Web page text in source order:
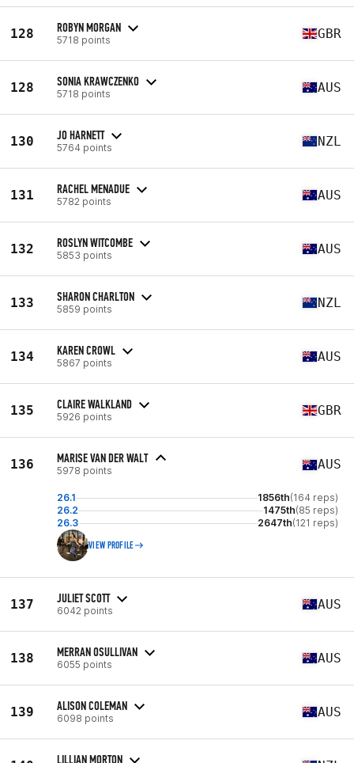
128 ROBYN MORGAN
5718 points GBR
128 SONIA KRAWCZENKO
5718 points AUS
130 JO HARNETT
5764 points NZL
131 RACHEL MENADUE
5782 points AUS
132 ROSLYN WITCOMBE
5853 points AUS
133 SHARON CHARLTON
5859 points NZL
134 KAREN CROWL
5867 points AUS
135 CLAIRE WALKLAND
5926 points GBR
136 MARISE VAN DER WALT
5978 points AUS
26.1 1856th(164 reps)
26.2
1475th(85 reps)
26.3
2647th(121 reps)
VIEW PROFILE
137 JULIET SCOTT
6042 points AUS
138 MERRAN OSULLIVAN
6055 points AUS
139 ALISON COLEMAN
6098 points AUS
LILLIAN MORTON